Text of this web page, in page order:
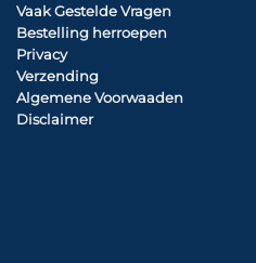
Vaak Gestelde Vragen
Bestelling herroepen
Privacy
Verzending
Algemene Voorwaaden
Disclaimer